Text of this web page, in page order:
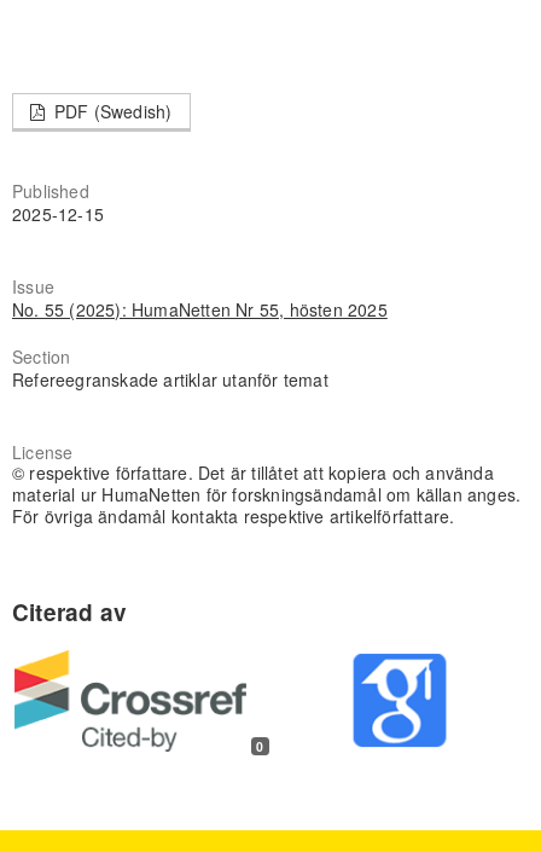
PDF (Swedish)
Published
2025-12-15
Issue
No. 55 (2025): HumaNetten Nr 55, hösten 2025
Section
Refereegranskade artiklar utanför temat
License
© respektive författare. Det är tillåtet att kopiera och använda
material ur HumaNetten för forskningsändamål om källan anges.
För övriga ändamål kontakta respektive artikelförfattare.
0